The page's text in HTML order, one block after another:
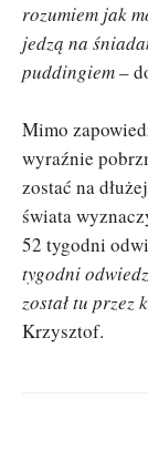
rozumiem jak
jedzą na
puddingiem–
Mimo
wyraźnie
zostać na
świata
52 tygodni
tygodni
został tu przez
Krzysztof.